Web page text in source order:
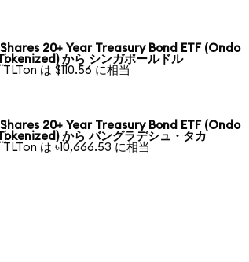
20+ Year Treasury Bond ETF (Ondo
から シンガポールドル
TLTon は $110.56 に相当
20+ Year Treasury Bond ETF (Ondo
から バングラデシュ・タカ
TLTon は ৳10,666.53 に相当